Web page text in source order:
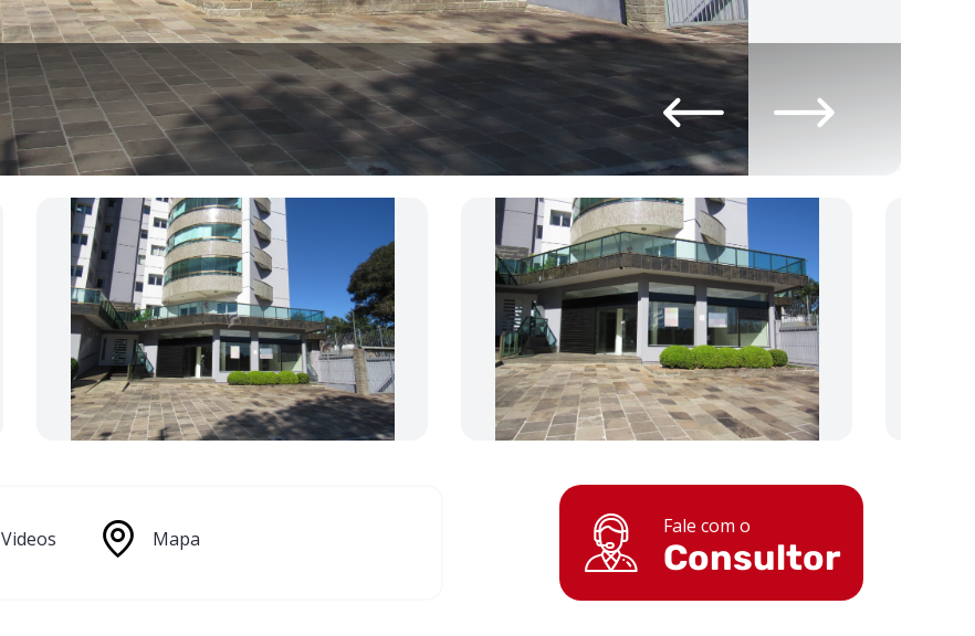
Videos Mapa
Fale com o
Consultor